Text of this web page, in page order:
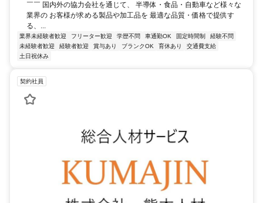
￣￣ 国内外の協力会社を通じて、 半導体・食品・自動車など様々な
業界の お客様が求める製品や加工品を 最適な品質・価格で提供す
る、...
業界未経験者歓迎 フリーター歓迎 学歴不問 車通勤OK 固定時間制
経験不問
未経験者歓迎
経験者歓迎 賞与あり ブランクOK 育休あり
交通費支給
土日祝休み
契約社員